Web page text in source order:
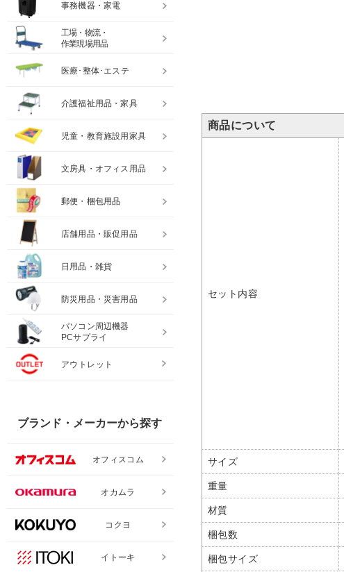
商品について
セット内容
サイズ
重量
材質
梱包数
梱包サイズ
事務機器・家電
工場・物流・
作業現場用品
医療･整体･エステ
介護福祉用品・家具
児童・教育施設用家具
文房具・オフィス用品
郵便・梱包用品
店舗用品・販促用品
日用品・雑貨
防災用品・災害用品
パソコン周辺機器
PCサプライ
アウトレット
ブランド・メーカーから探す
オフィスコム
オカムラ
コクヨ
イトーキ